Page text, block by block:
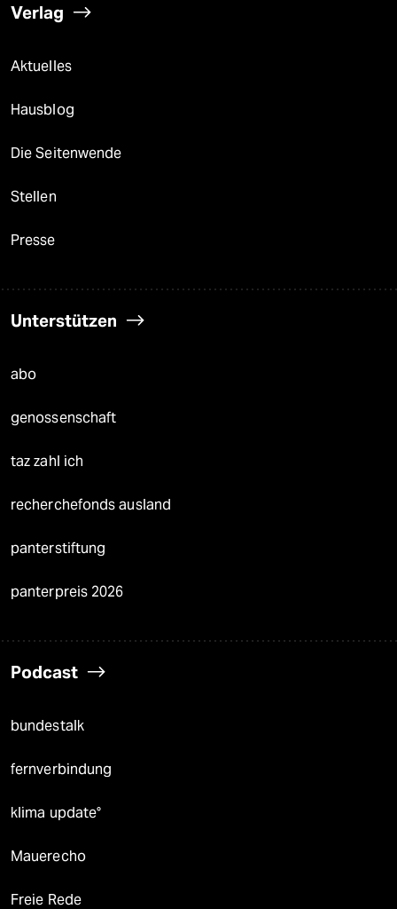
Verlag
Aktuelles
Hausblog
Die Seitenwende
Stellen
Presse
Unterstützen
abo
genossenschaft
taz zahl ich
recherchefonds ausland
panterstiftung
panterpreis 2026
Podcast
bundestalk
fernverbindung
klima update°
Mauerecho
Freie Rede